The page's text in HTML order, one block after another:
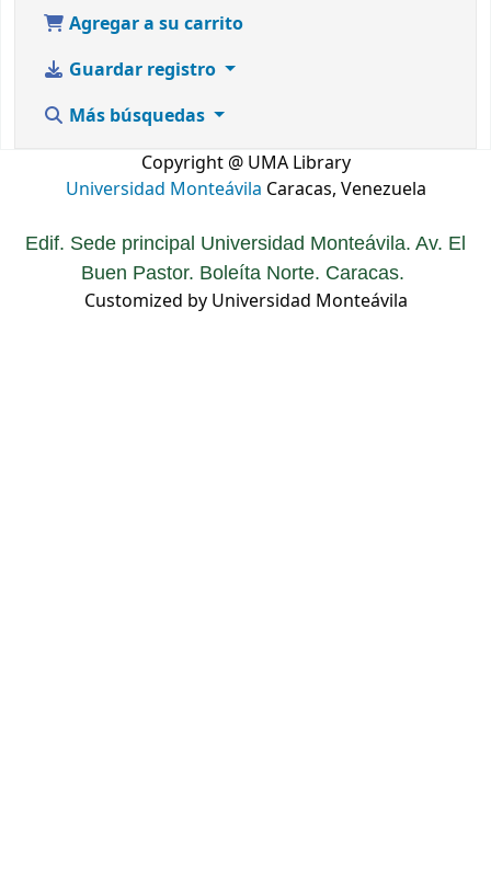
Agregar a su carrito
Guardar registro
Más búsquedas
Copyright @ UMA Library
Universidad Monteávila Caracas, Venezuela
Edif. Sede principal Universidad Monteávila. Av. El
Buen Pastor. Boleíta Norte. Caracas.
Customized by Universidad Monteávila